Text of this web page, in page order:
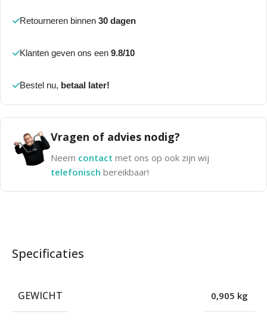
Retourneren binnen 30 dagen
Klanten geven ons een 9.8/10
Bestel nu, betaal later!
Vragen of advies nodig?
Neem contact met ons op ook zijn wij
telefonisch bereikbaar!
Specificaties
GEWICHT 0,905 kg